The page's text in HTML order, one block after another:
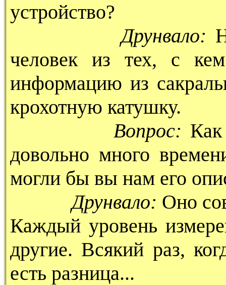
устройство?
Друнвало:
человек из тех, с
информацию из
крохотную катушку.
Вопрос:
довольно много
могли бы вы нам его
Друнвало: Оно
Каждый уровень
другие. Всякий раз,
есть разница...